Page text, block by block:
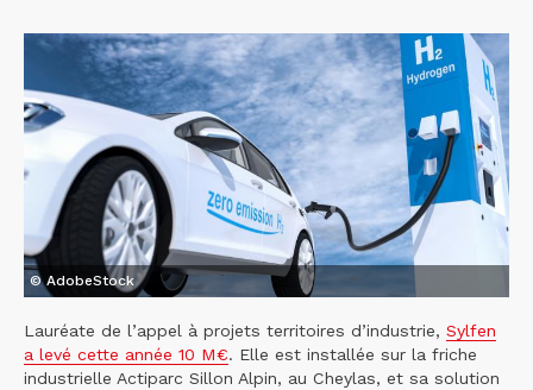
© AdobeStock
Lauréate de l’appel à projets territoires d’industrie, Sylfen
a levé cette année 10 M€. Elle est installée sur la friche
industrielle Actiparc Sillon Alpin, au Cheylas, et sa solution